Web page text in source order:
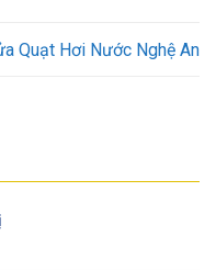
Quạt Hơi Nước Nghệ An